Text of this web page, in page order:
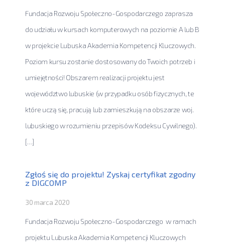
Fundacja Rozwoju Społeczno-Gospodarczego zaprasza
do udziału w kursach komputerowych na poziomie A lub B
w projekcie Lubuska Akademia Kompetencji Kluczowych.
Poziom kursu zostanie dostosowany do Twoich potrzeb i
umiejętności! Obszarem realizacji projektu jest
województwo lubuskie (w przypadku osób fizycznych, te
które uczą się, pracują lub zamieszkują na obszarze woj.
lubuskiego w rozumieniu przepisów Kodeksu Cywilnego).
[…]
Zgłoś się do projektu! Zyskaj certyfikat zgodny
z DIGCOMP
30 marca 2020
Fundacja Rozwoju Społeczno-Gospodarczego w ramach
projektu Lubuska Akademia Kompetencji Kluczowych